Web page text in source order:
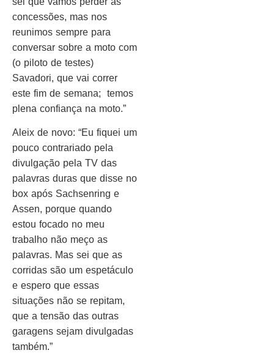
concessões, mas nos
reunimos sempre para
conversar sobre a moto com
(o piloto de testes)
Savadori, que vai correr
este fim de semana; temos
plena confiança na moto.”
Aleix de novo: “Eu fiquei um
pouco contrariado pela
divulgação pela TV das
palavras duras que disse no
box após Sachsenring e
Assen, porque quando
estou focado no meu
trabalho não meço as
palavras. Mas sei que as
corridas são um espetáculo
e espero que essas
situações não se repitam,
que a tensão das outras
garagens sejam divulgadas
também.”